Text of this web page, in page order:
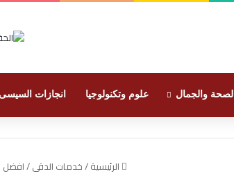
الصحة والجمال علوم وتكنولوجيا انجازات السيسى
الرئيسية/خدمات الدقى/افضل